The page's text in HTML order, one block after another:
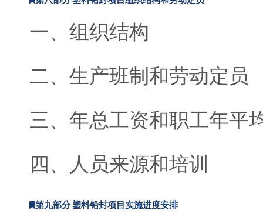
一、组织结构
二、生产班制和劳动定员
三、年总工资和职工年平
四、人员来源和培训
第九部分 塑料铅封项目实施进度安排